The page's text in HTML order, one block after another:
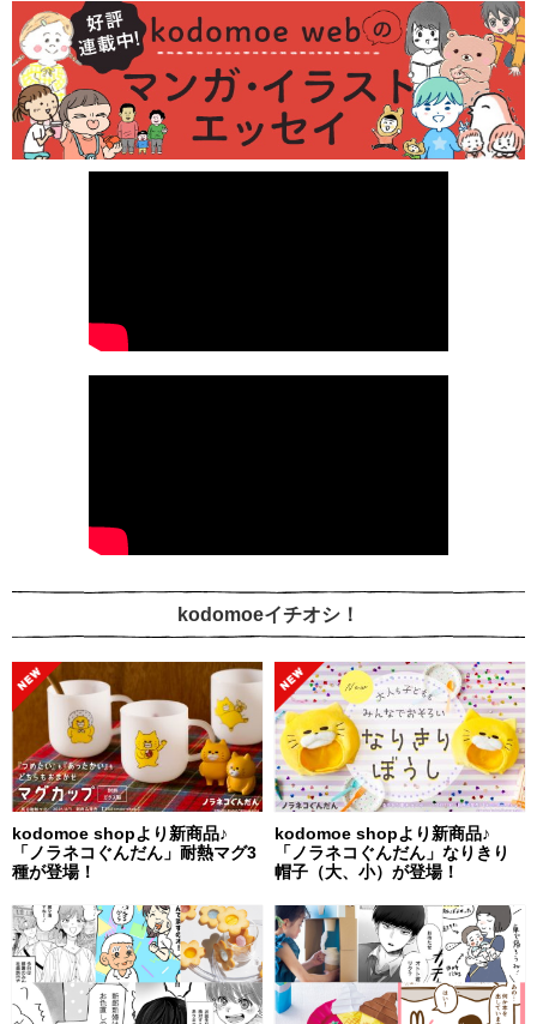
kodomoeイチオシ！
kodomoe shopより新商品♪
「ノラネコぐんだん」耐熱マグ3
種が登場！
kodomoe shopより新商品♪
「ノラネコぐんだん」なりきり
帽子（大、小）が登場！